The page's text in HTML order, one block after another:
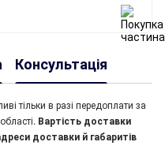
Консультація
тільки в разі передоплати за
Вартість доставки
доставки й габаритів